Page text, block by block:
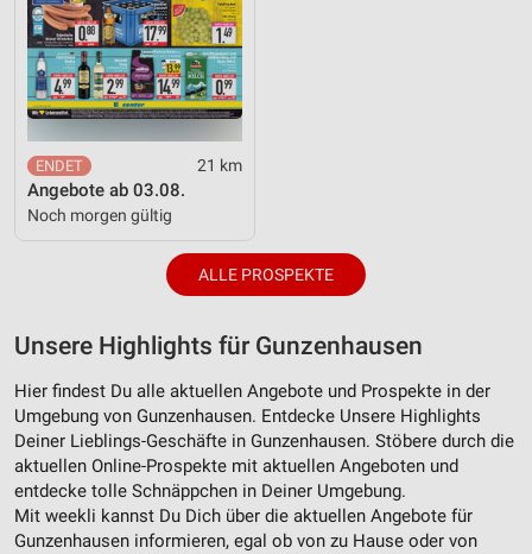
21 km
Angebote ab 03.08.
Noch morgen gültig
ALLE PROSPEKTE
Unsere Highlights für Gunzenhausen
Hier findest Du alle aktuellen Angebote und Prospekte in der
Umgebung von Gunzenhausen. Entdecke Unsere Highlights
Deiner Lieblings-Geschäfte in Gunzenhausen. Stöbere durch die
aktuellen Online-Prospekte mit aktuellen Angeboten und
entdecke tolle Schnäppchen in Deiner Umgebung.
Mit weekli kannst Du Dich über die aktuellen Angebote für
Gunzenhausen informieren, egal ob von zu Hause oder von